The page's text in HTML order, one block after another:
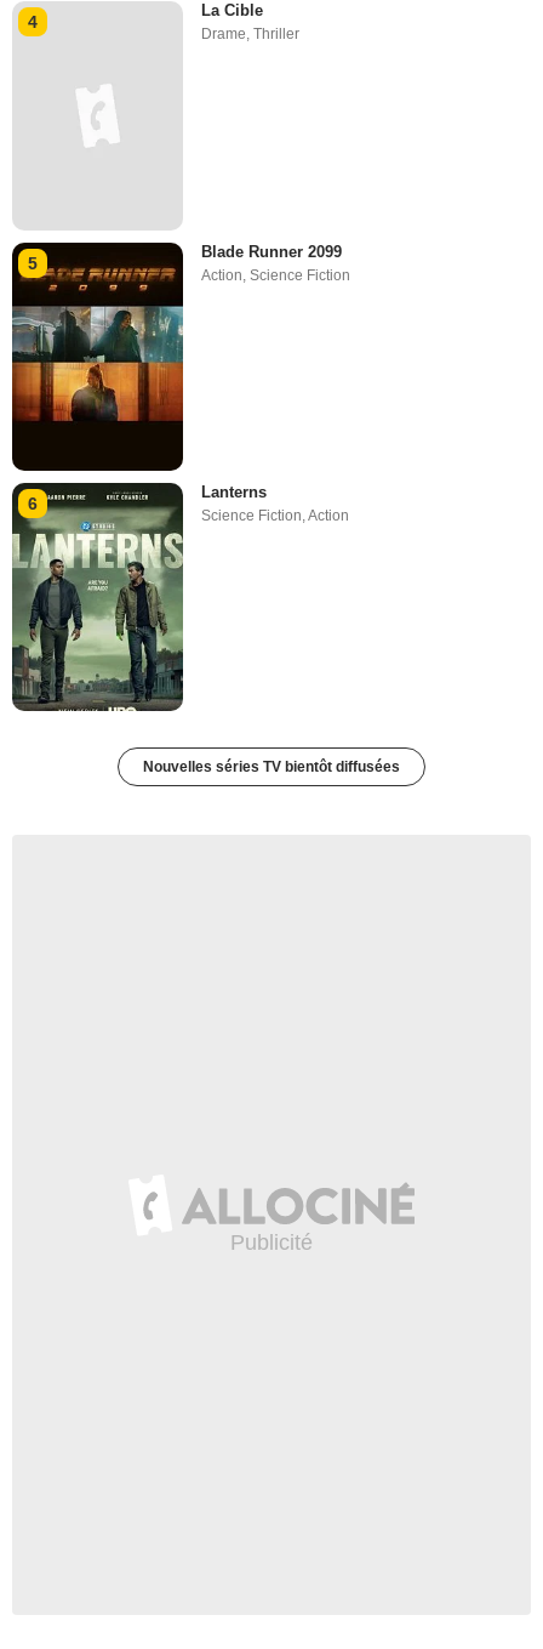
4
La Cible
Drame,Thriller
5
Blade Runner 2099
Action ,Science Fiction
6
Lanterns
Science Fiction,Action
Nouvelles séries TV bientôt diffusées